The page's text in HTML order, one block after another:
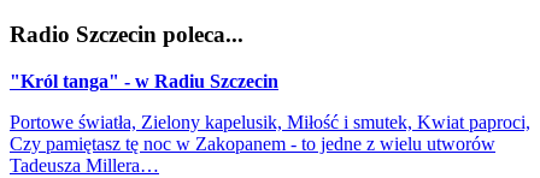
Radio Szczecin poleca...
"Król tanga" - w Radiu Szczecin
Portowe światła, Zielony kapelusik, Miłość i smutek, Kwiat paproci,
Czy pamiętasz tę noc w Zakopanem - to jedne z wielu utworów
Tadeusza Millera…